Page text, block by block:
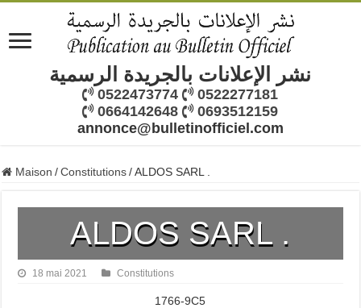
نشر الإعلانات بالجريدة الرسمية
0522473774
0522277181
0664142648
0693512159
annonce@bulletinofficiel.com
Maison / Constitutions / ALDOS SARL .
ALDOS SARL .
18 mai 2021 Constitutions
1766-9C5